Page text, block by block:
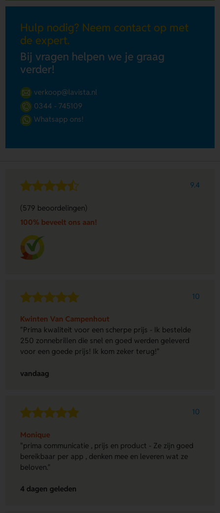
Hulp nodig? Neem contact op met
de expert.
Bij vragen helpen we je graag
verder!
verkoop@lavista.nl
0344 - 745109
Whatsapp ons!
9.4
(579 beoordelingen)
100% beveelt ons aan!
10
Kwinten Van Campenhout
"Prima kwaliteit voor een scherpe prijs - Ik bestelde
250 zonnebrillen die snel en goed werden geleverd
voor een goede prijs! Ik kom zeker terug!"
vandaag
10
Monique
"prima communicatie , prijs en product - Ze zijn goed
bereikbaar per app , denken mee en leveren wat ze
beloven."
4 dagen geleden